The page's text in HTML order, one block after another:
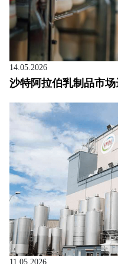
14.05.2026
沙特阿拉伯乳制品市场
11.05.2026